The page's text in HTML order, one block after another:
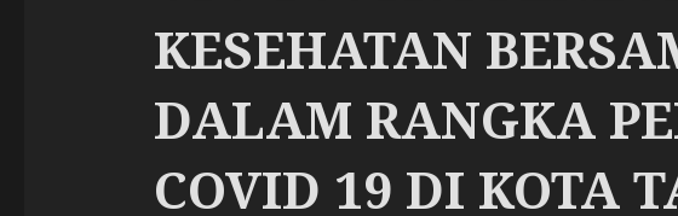
KESEHATAN
DALAM RANGKA
COVID 19 DI KOTA